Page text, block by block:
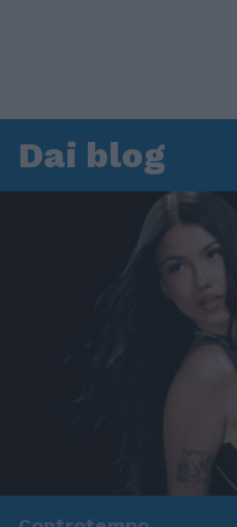
Dai blog